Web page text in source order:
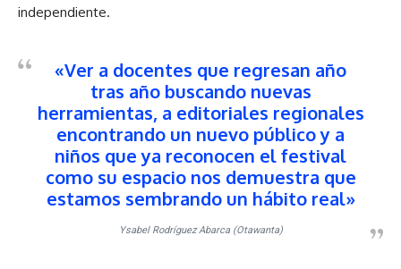
independiente.
«Ver a docentes que regresan año
tras año buscando nuevas
herramientas, a editoriales regionales
encontrando un nuevo público y a
niños que ya reconocen el festival
como su espacio nos demuestra que
estamos sembrando un hábito real»
Ysabel Rodríguez Abarca (Otawanta)